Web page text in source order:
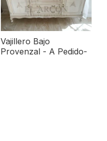
Vajillero Bajo
Provenzal - A Pedido-